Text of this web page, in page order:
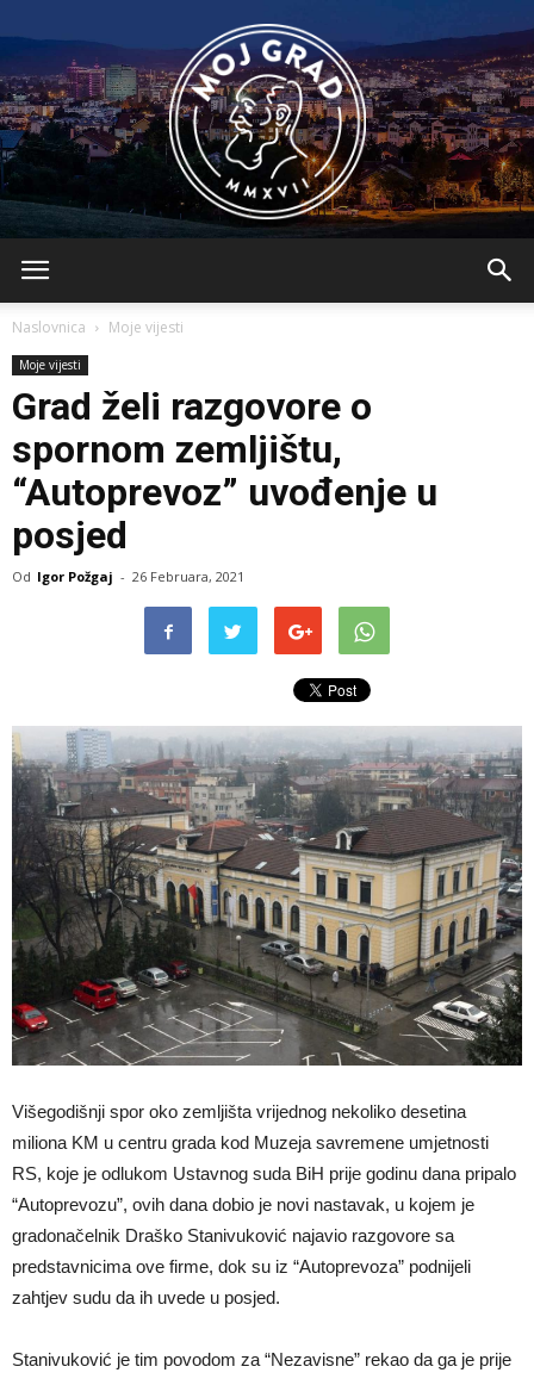
Naslovnica Moje vijesti
Moje vijesti
Grad želi razgovore o
spornom zemljištu,
“Autoprevoz” uvođenje u
posjed
Od Igor Požgaj - 26 Februara, 2021
Višegodišnji spor oko zemljišta vrijednog nekoliko desetina
miliona KM u centru grada kod Muzeja savremene umjetnosti
RS, koje je odlukom Ustavnog suda BiH prije godinu dana pripalo
“Autoprevozu”, ovih dana dobio je novi nastavak, u kojem je
gradonačelnik Draško Stanivuković najavio razgovore sa
predstavnicima ove firme, dok su iz “Autoprevoza” podnijeli
zahtjev sudu da ih uvede u posjed.
Stanivuković je tim povodom za “Nezavisne” rekao da ga je prije